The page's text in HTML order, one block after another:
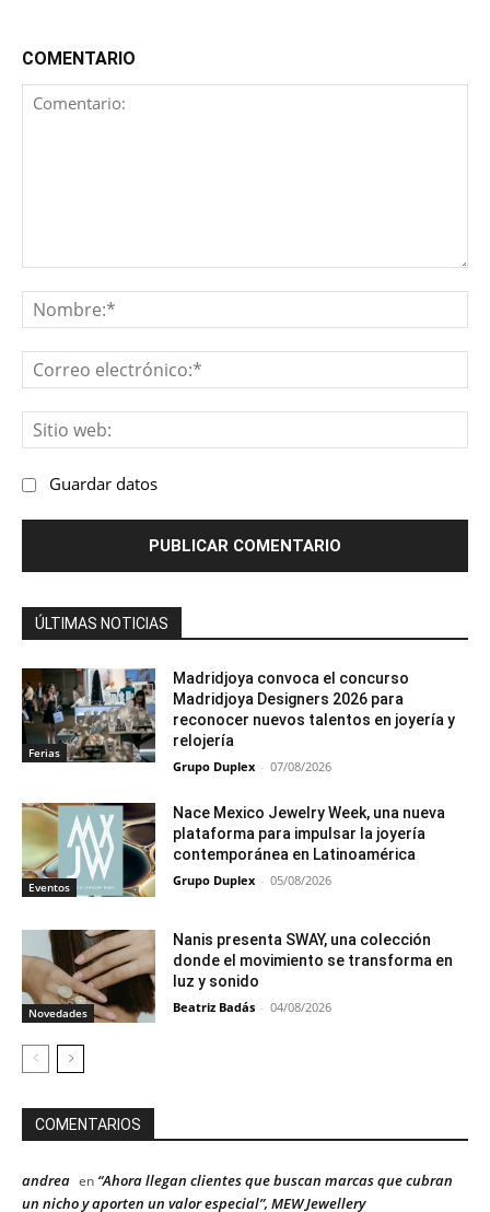
COMENTARIO
Guardar datos
ÚLTIMAS NOTICIAS
Ferias
Madridjoya convoca el concurso
Madridjoya Designers 2026 para
reconocer nuevos talentos en joyería y
relojería
Grupo Duplex - 07/08/2026
Eventos
Nace Mexico Jewelry Week, una nueva
plataforma para impulsar la joyería
contemporánea en Latinoamérica
Grupo Duplex - 05/08/2026
Novedades
Nanis presenta SWAY, una colección
donde el movimiento se transforma en
luz y sonido
Beatriz Badás - 04/08/2026
COMENTARIOS
andrea en “Ahora llegan clientes que buscan marcas que cubran
un nicho y aporten un valor especial”, MEW Jewellery